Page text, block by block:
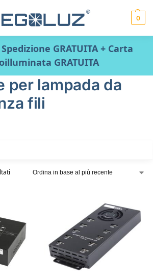
0
GRATUITA + Carta
GRATUITA
per lampada da
fili